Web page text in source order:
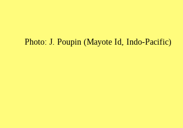
Photo: J. Poupin (Mayote Id, Indo-Pacific)